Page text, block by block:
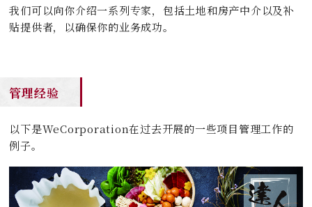
我们可以向你介绍一系列专家，包括土地和房产中介以及补
贴提供者，以确保你的业务成功。
管理经验
以下是WeCorporation在过去开展的一些项目管理工作的
例子。